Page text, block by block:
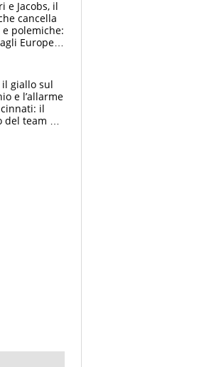
e Jacobs, il
cancella
polemiche:
Europei
il giallo sul
e l’allarme
il
team di